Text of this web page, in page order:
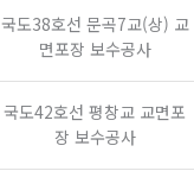
국도38호선 문곡7교(상) 교
면포장 보수공사
국도42호선 평창교 교면포
장 보수공사